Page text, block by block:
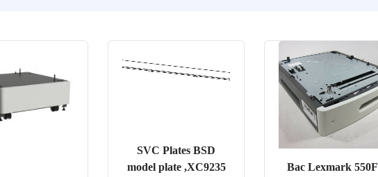
SVC Plates BSD
model plate ,XC9235
Bac Lexmark 550F